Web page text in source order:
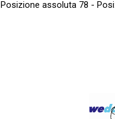
Posizione assoluta 78 -